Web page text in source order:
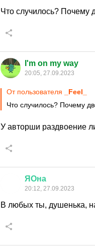
Что случилось? Почему
I'm on my way
20:05, 27.09.2023
От пользователя
_Feel_
Что случилось? Почему
У авторши раздвоение
ЯОна
20:12, 27.09.2023
В любых ты, душенька,